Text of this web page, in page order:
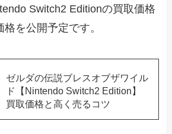
Switch2 Editionの買取価格
を公開予定です。
ゼルダの伝説ブレスオブザワイル
ド【Nintendo Switch2 Edition】
買取価格と高く売るコツ